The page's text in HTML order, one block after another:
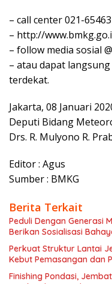
– call center 021-
– http://
– follow media sosial
– atau dapat
terdekat.
Jakarta, 08 Januari
Deputi Bidang
Drs. R. Mulyono R.
Editor : Agus
Sumber : BMKG
Berita Terkait
Peduli Dengan Generasi
Berikan Sosialisasi
Perkuat Struktur Lantai
Kebut Pemasangan dan
Finishing Pondasi,